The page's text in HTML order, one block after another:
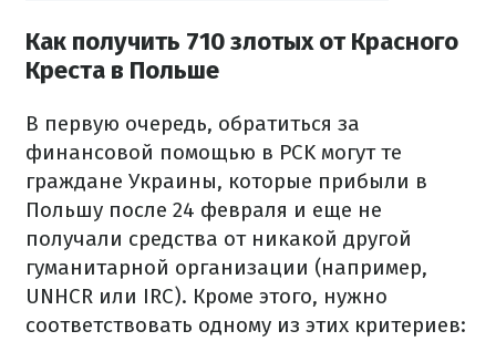
Как получить 710 злотых от Красного
Креста в Польше
В первую очередь, обратиться за
финансовой помощью в PCK могут те
граждане Украины, которые прибыли в
Польшу после 24 февраля и еще не
получали средства от никакой другой
гуманитарной организации (например,
UNHCR или IRC). Кроме этого, нужно
соответствовать одному из этих критериев: